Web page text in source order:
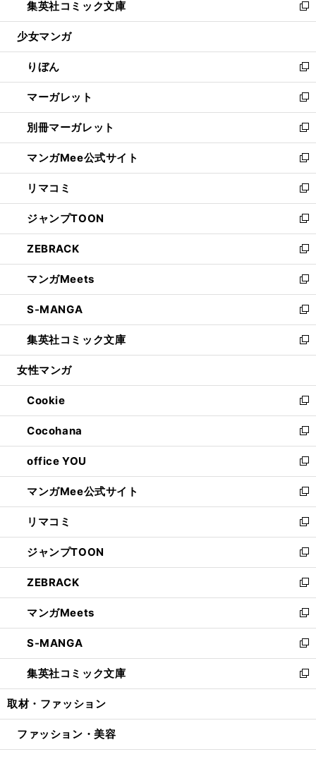
く
で
開
ド
ウ
開
く
ィ
ン
ウ
で
開
く
い
ウ
ン
ド
ウ
で
開
く
集英社コミック文庫
新
し
ウ
ィ
ン
ド
ウ
で
開
く
少女マンガ
りぼん
新
し
い
ウ
ィ
ン
ド
ウ
で
開
く
マーガレット
新
し
い
ウ
ィ
ン
ド
ウ
で
開
く
別冊マーガレット
新
し
い
ウ
ィ
ン
ド
ウ
で
開
く
マンガMee公式サイト
新
し
い
ウ
ィ
ン
ド
ウ
で
開
く
リマコミ
新
し
い
ウ
ィ
ン
ド
ウ
で
開
く
ジャンプTOON
新
し
い
ウ
ィ
ン
ド
ウ
で
開
ZEBRACK
新
し
い
ウ
ィ
ン
ド
ウ
開
く
マンガMeets
新
し
い
ウ
ィ
ン
ウ
で
開
く
S-MANGA
新
し
い
ウ
ン
ド
ウ
で
開
く
集英社コミック文庫
新
し
ウ
ィ
ン
ド
ウ
で
開
く
女性マンガ
Cookie
新
し
い
ウ
ィ
ン
ド
ウ
で
開
く
Cocohana
新
し
い
ウ
ィ
ン
ド
ウ
で
開
く
office YOU
新
し
い
ウ
ィ
ン
ド
ウ
で
開
く
マンガMee公式サイト
新
し
い
ウ
ィ
ン
ド
ウ
で
開
く
リマコミ
新
し
い
ウ
ィ
ン
ド
ウ
で
開
く
ジャンプTOON
新
し
い
ウ
ィ
ン
ド
ウ
で
開
ZEBRACK
新
し
い
ウ
ィ
ン
ド
ウ
開
マンガMeets
新
し
い
ウ
ィ
ン
ウ
開
S-MANGA
新
し
い
ウ
ン
ウ
集英社コミック文庫
新
し
ウ
ン
取材・ファッション
ファッション・美容